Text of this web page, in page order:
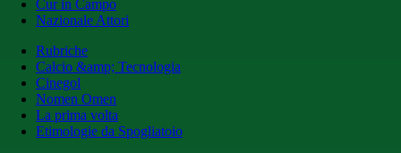
Cur in Campo
Nazionale Attori
Rubriche
Calcio &amp; Tecnologia
Cinegol
Nomen Omen
La prima volta
Etimologie da Spogliatoio